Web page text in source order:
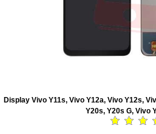
Display Vivo Y11s, Vivo Y12a, Vivo Y12s,
Y20s, Y20s G, Vivo